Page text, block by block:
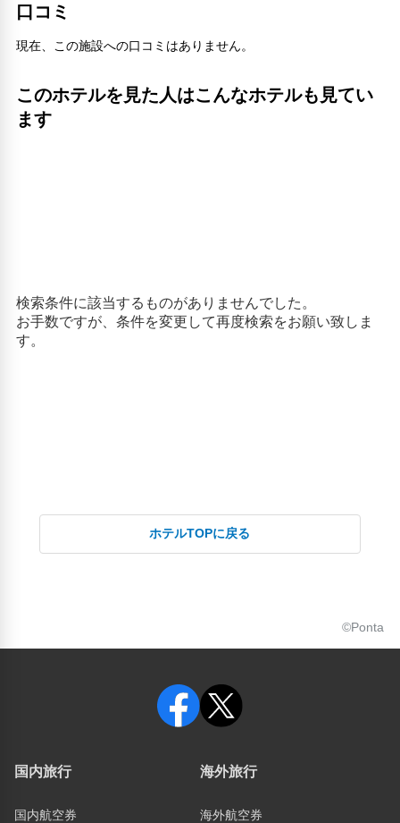
アミュプラザおおいた(4.75km)
佐賀関道の駅(25.12km)
大分城址公園(5.57km)
大分城廃墟公園(5.57km)
口コミ
現在、この施設への口コミはありません。
このホテルを見た人はこんなホテルも見てい
ます
ホテルTOPに戻る
©Ponta
国内旅行
国内航空券
海外旅行
海外航空券